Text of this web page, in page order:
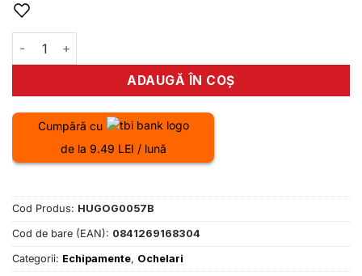
Cantitate Ochelari 100Percent Strata Youth Gen2 Google
ADAUGĂ ÎN COȘ
Cumpără cu
de la 9.49 LEI / lună
Cod Produs: HUGOG0057B
Cod de bare (EAN): 0841269168304
Categorii: Echipamente, Ochelari